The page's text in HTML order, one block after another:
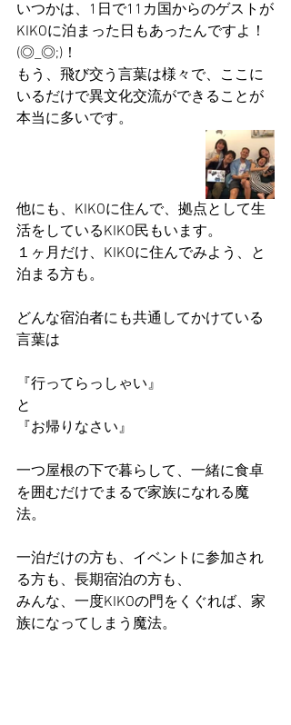
いつかは、1日で11カ国からのゲストが
KIKOに泊まった日もあったんですよ！
(◎_◎;)！
もう、飛び交う言葉は様々で、ここに
いるだけで異文化交流ができることが
本当に多いです。
他にも、KIKOに住んで、拠点として生
活をしているKIKO民もいます。
１ヶ月だけ、KIKOに住んでみよう、と
泊まる方も。
どんな宿泊者にも共通してかけている
言葉は
『行ってらっしゃい』
と
『お帰りなさい』
一つ屋根の下で暮らして、一緒に食卓
を囲むだけでまるで家族になれる魔
法。
一泊だけの方も、イベントに参加され
る方も、長期宿泊の方も、
みんな、一度KIKOの門をくぐれば、家
族になってしまう魔法。